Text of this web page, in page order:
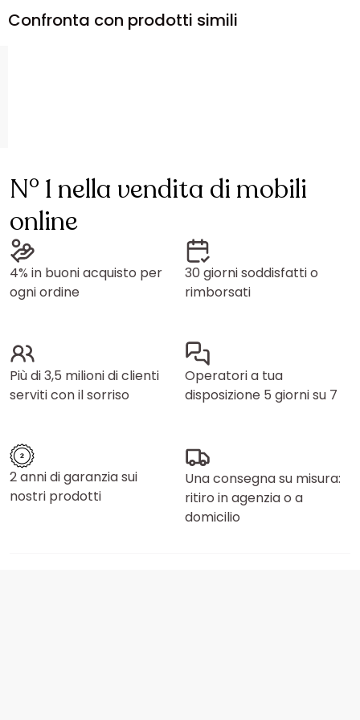
Confronta con prodotti simili
N° 1 nella vendita di mobili
online
4% in buoni acquisto per
ogni ordine
30 giorni soddisfatti o
rimborsati
Più di 3,5 milioni di clienti
serviti con il sorriso
Operatori a tua
disposizione 5 giorni su 7
2 anni di garanzia sui
nostri prodotti
Una consegna su misura:
ritiro in agenzia o a
domicilio